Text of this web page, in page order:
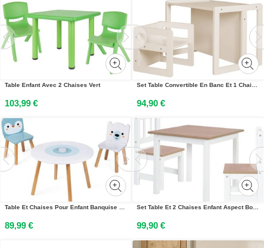
Table Enfant Avec 2 Chaises Vert
103,99 €
Set Table Convertible En Banc Et 1 Chaise Évolutive Beige
94,90 €
Table Et Chaises Pour Enfant Banquise Blanc / Bleu
89,99 €
Set Table Et 2 Chaises Enfant Aspect Bois Woody Blanc / Aspect Bois
99,90 €